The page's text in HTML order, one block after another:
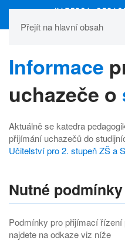
Přejít na hlavní obsah
Informace
uchazeče o
Aktuálně se katedra
přijímání uchazečů do
Učitelství pro 2. stupeň ZŠ a
Nutné
Podmínky pro přijímací
najdete na odkaze viz níže